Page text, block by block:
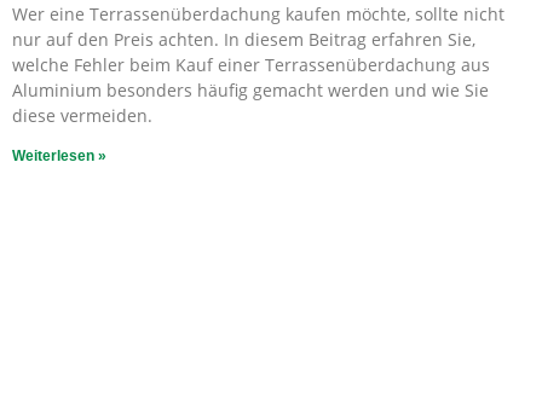
Wer eine Terrassenüberdachung kaufen möchte, sollte nicht
nur auf den Preis achten. In diesem Beitrag erfahren Sie,
welche Fehler beim Kauf einer Terrassenüberdachung aus
Aluminium besonders häufig gemacht werden und wie Sie
diese vermeiden.
Weiterlesen »